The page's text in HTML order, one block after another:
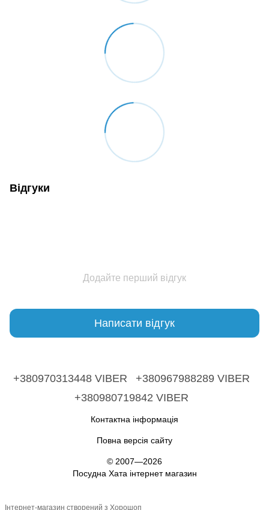
Відгуки
Додайте перший відгук
Написати відгук
+380970313448 VIBER
+380967988289 VIBER
+380980719842 VIBER
Контактна інформація
Повна версія сайту
© 2007—2026
Посудна Хата інтернет магазин
Інтернет-магазин створений з Хорошоп